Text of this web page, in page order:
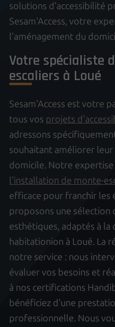
solutions d'accessibilité
Sesam'Access, votre
l'aménagement du
Votre spécialiste
escaliers à Loué
Sesam'Access est votre
tous vos projets
adressons
souhaitant améliorer
domicile. Notre expertise
l'installation de monte-
efficace pour franchir les
proposons une
esthétiques, adaptés à
habitationion à Loué. La
notre service : nous
évaluer vos besoins et
à nos certifications
bénéficiez d'une
professionnelle. Nous